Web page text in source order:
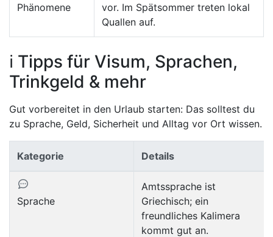
Phänomene
vor. Im Spätsommer treten lokal
Quallen auf.
ℹ️ Tipps für Visum, Sprachen,
Trinkgeld & mehr
Gut vorbereitet in den Urlaub starten: Das solltest du
zu Sprache, Geld, Sicherheit und Alltag vor Ort wissen.
Kategorie Details
Sprache
Amtssprache ist
Griechisch; ein
freundliches Kalimera
kommt gut an.